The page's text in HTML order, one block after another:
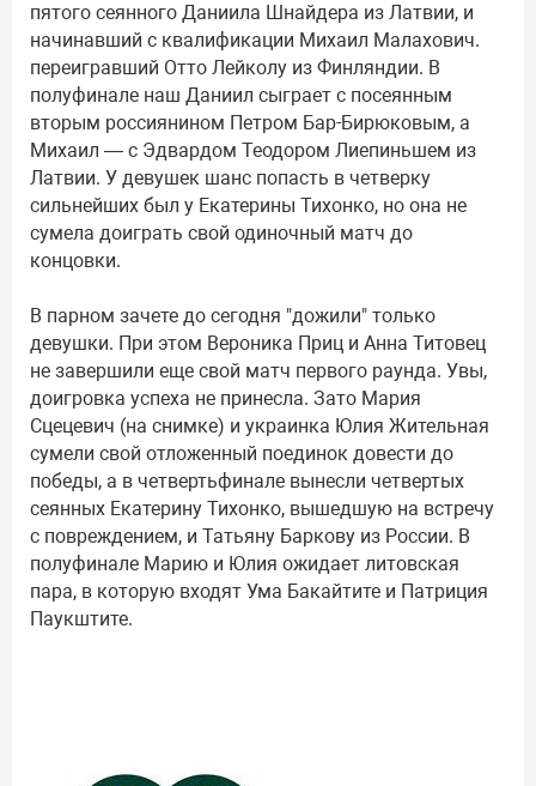
пятого сеянного Даниила Шнайдера из Латвии, и
начинавший с квалификации Михаил Малахович.
переигравший Отто Лейколу из Финляндии. В
полуфинале наш Даниил сыграет с посеянным
вторым россиянином Петром Бар-Бирюковым, а
Михаил — с Эдвардом Теодором Лиепиньшем из
Латвии. У девушек шанс попасть в четверку
сильнейших был у Екатерины Тихонко, но она не
сумела доиграть свой одиночный матч до
концовки.
В парном зачете до сегодня "дожили" только
девушки. При этом Вероника Приц и Анна Титовец
не завершили еще свой матч первого раунда. Увы,
доигровка успеха не принесла. Зато Мария
Сцецевич (на снимке) и украинка Юлия Жительная
сумели свой отложенный поединок довести до
победы, а в четвертьфинале вынесли четвертых
сеянных Екатерину Тихонко, вышедшую на встречу
с повреждением, и Татьяну Баркову из России. В
полуфинале Марию и Юлия ожидает литовская
пара, в которую входят Ума Бакайтите и Патриция
Паукштите.